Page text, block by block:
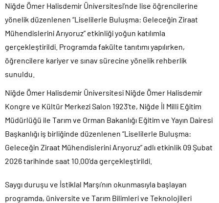
NİĞDE’Yİ KADRAJA TAŞIYAN YARIŞMA SONUÇLANDI
HAYIRSEVER ATIL EKEMEN’DEN EĞİTİME ANLAMLI DESTEK
BAKAN YARDIMCISI ALPASLAN KAVAKLIOĞLU’NUN ACI GÜNÜ
Niğde Ömer Halisdemir Üniversitesi’nde lise öğrencilerine
yönelik düzenlenen “Liselilerle Buluşma: Geleceğin Ziraat
Mühendislerini Arıyoruz” etkinliği yoğun katılımla
gerçekleştirildi. Programda fakülte tanıtımı yapılırken,
öğrencilere kariyer ve sınav sürecine yönelik rehberlik
sunuldu.
Niğde Ömer Halisdemir Üniversitesi Niğde Ömer Halisdemir
Kongre ve Kültür Merkezi Salon 1923’te, Niğde İl Milli Eğitim
Müdürlüğü ile Tarım ve Orman Bakanlığı Eğitim ve Yayın Dairesi
Başkanlığı iş birliğinde düzenlenen “Liselilerle Buluşma:
Geleceğin Ziraat Mühendislerini Arıyoruz” adlı etkinlik 09 Şubat
2026 tarihinde saat 10.00’da gerçekleştirildi.
Saygı duruşu ve İstiklal Marşı’nın okunmasıyla başlayan
programda, üniversite ve Tarım Bilimleri ve Teknolojileri